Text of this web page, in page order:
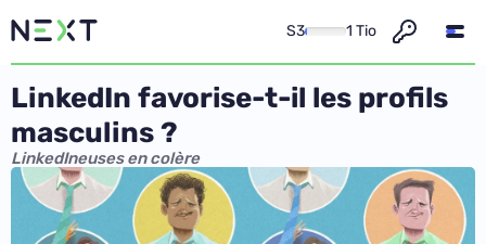
S3 1 Tio
LinkedIn favorise-t-il les profils
masculins ?
LinkedIneuses en colère